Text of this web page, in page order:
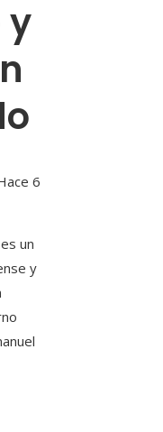
y
6
es un
y